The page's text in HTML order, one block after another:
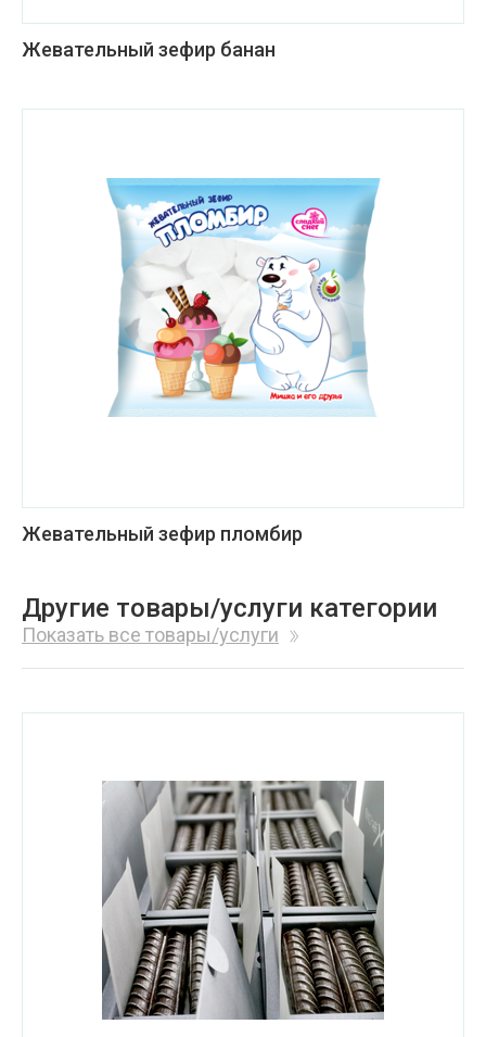
Жевательный зефир банан
Жевательный зефир пломбир
Другие товары/услуги категории
Показать все товары/услуги